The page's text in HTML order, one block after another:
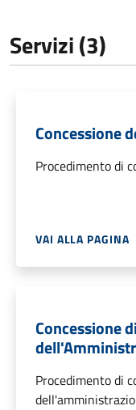
Servizi (3)
Concessione
Procedimento di
VAI ALLA PAGINA
Concessione
Procedimento di